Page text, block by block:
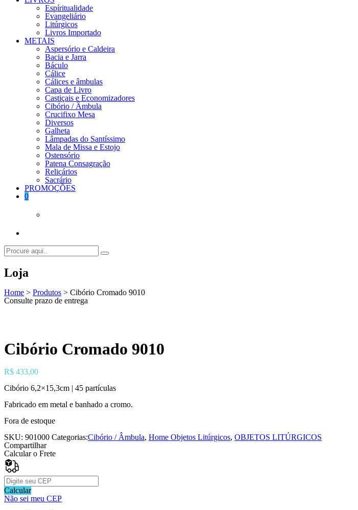
Espíritualidade
Evangeliário
Litúrgicos
Livros Importado
METAIS
Aspersório e Caldeira
Bacia e Jarra
Báculo
Cálice
Cálices e âmbulas
Capa de Livro
Castiçais e Economizadores
Cibório / Âmbula
Crucifixo Mesa
Diversos
Galheta
Lâmpadas do Santíssimo
Mala de Missa e Estojo
Ostensório
Patena Consagração
Relicários
Sacrário
PROMOÇÕES
0
Loja
Home > Produtos > Cibório Cromado 9010
Consulte prazo de entrega
Cibório Cromado 9010
R$ 433,00
Cibório 6,2×15,3cm | 45 partículas
Fabricado em metal e banhado a cromo.
Fora de estoque
SKU: 901000 Categorias:Cibório / Âmbula, Home Objetos Litúrgicos, OBJETOS LITÚRGICOS
Compartilhar
Calcular o Frete
Calcular
Não sei meu CEP